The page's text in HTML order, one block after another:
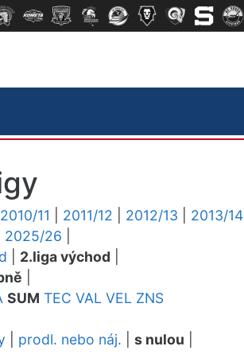
2010/11 2011/12 2012/13 2013/14
2025/26
2.liga východ
SUM TEC VAL VEL ZNS
prodl. nebo náj. s nulou